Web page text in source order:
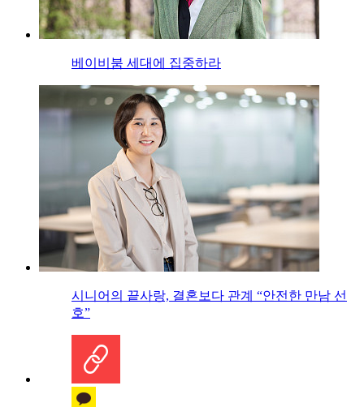
베이비붐 세대에 집중하라
시니어의 끝사랑, 결혼보다 관계 “안전한 만남 선
호”